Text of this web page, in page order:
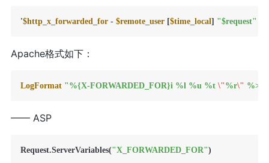
'$http_x_forwarded_for - $remote_user [$time_local] "$request"
Apache格式如下：
LogFormat "%{X-FORWARDED_FOR}i %l %u %t \"%r\" %>s
—— ASP
Request.ServerVariables("X_FORWARDED_FOR"